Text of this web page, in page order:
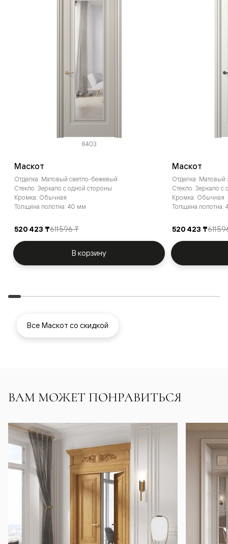
8403
Маскот
Отделка: Матовый светло-бежевый
Стекло: Зеркало с одной стороны
Кромка: Обычная
Толщина полотна: 40 мм
520 423 ₸611 596 ₸
В корзину
Маскот
Отделка:
Стекло: Зеркало с
Кромка: Обычная
Толщина полотна:
520 423 ₸611
Все Маскот со скидкой
ВАМ МОЖЕТ ПОНРАВИТЬСЯ